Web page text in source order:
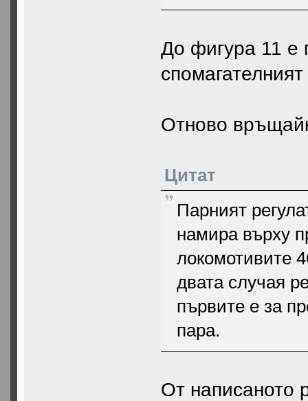
До фигура 11 е
Отново
Цитат
Парният
намира върху
локомотивите
двата случая
първите е за
пара.
От написаното